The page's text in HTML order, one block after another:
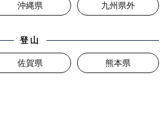
沖縄県 九州県外
登山
佐賀県 熊本県